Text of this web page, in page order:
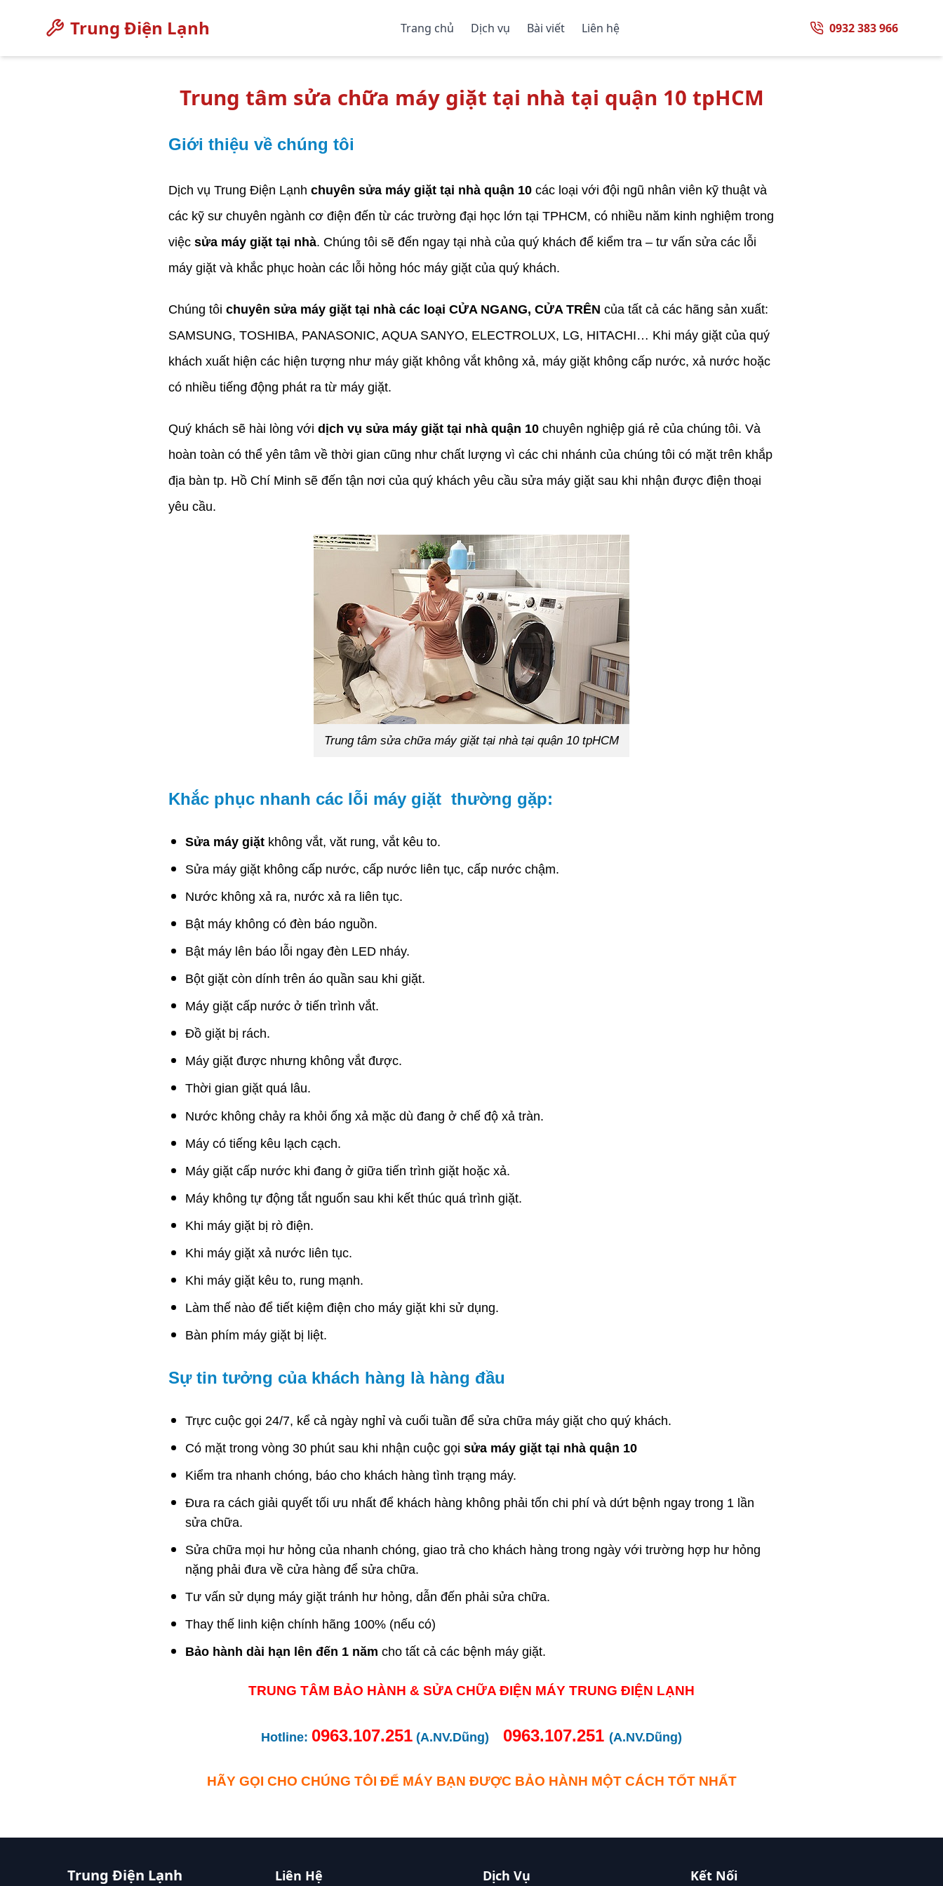
Trung Điện Lạnh Trang chủ Dịch vụ Bài viết Liên hệ 0932 383 966
Trung tâm sửa chữa máy giặt tại nhà tại quận 10 tpHCM
Giới thiệu về chúng tôi
Dịch vụ Trung Điện Lạnh chuyên sửa máy giặt tại nhà quận 10 các loại với đội ngũ nhân viên kỹ thuật và
các kỹ sư chuyên ngành cơ điện đến từ các trường đại học lớn tại TPHCM, có nhiều năm kinh nghiệm trong
việc sửa máy giặt tại nhà. Chúng tôi sẽ đến ngay tại nhà của quý khách để kiểm tra – tư vấn sửa các lỗi
máy giặt và khắc phục hoàn các lỗi hỏng hóc máy giặt của quý khách.
Chúng tôi chuyên sửa máy giặt tại nhà các loại CỬA NGANG, CỬA TRÊN của tất cả các hãng sản xuất:
SAMSUNG, TOSHIBA, PANASONIC, AQUA SANYO, ELECTROLUX, LG, HITACHI… Khi máy giặt của quý
khách xuất hiện các hiện tượng như máy giặt không vắt không xả, máy giặt không cấp nước, xả nước hoặc
có nhiều tiếng động phát ra từ máy giặt.
Quý khách sẽ hài lòng với dịch vụ sửa máy giặt tại nhà quận 10 chuyên nghiệp giá rẻ của chúng tôi. Và
hoàn toàn có thể yên tâm về thời gian cũng như chất lượng vì các chi nhánh của chúng tôi có mặt trên khắp
địa bàn tp. Hồ Chí Minh sẽ đến tận nơi của quý khách yêu cầu sửa máy giặt sau khi nhận được điện thoại
yêu cầu.
Trung tâm sửa chữa máy giặt tại nhà tại quận 10 tpHCM
Khắc phục nhanh các lỗi máy giặt thường gặp:
Sửa máy giặtkhông vắt, văt rung, vắt kêu to.
Sửa máy giặt không cấp nước, cấp nước liên tục, cấp nước chậm.
Nước không xả ra, nước xả ra liên tục.
Bật máy không có đèn báo nguồn.
Bật máy lên báo lỗi ngay đèn LED nháy.
Bột giặt còn dính trên áo quần sau khi giặt.
Máy giặt cấp nước ở tiến trình vắt.
Đồ giặt bị rách.
Máy giặt được nhưng không vắt được.
Thời gian giặt quá lâu.
Nước không chảy ra khỏi ống xả mặc dù đang ở chế độ xả tràn.
Máy có tiếng kêu lạch cạch.
Máy giặt cấp nước khi đang ở giữa tiến trình giặt hoặc xả.
Máy không tự động tắt nguốn sau khi kết thúc quá trình giặt.
Khi máy giặt bị rò điện.
Khi máy giặt xả nước liên tục.
Khi máy giặt kêu to, rung mạnh.
Làm thế nào để tiết kiệm điện cho máy giặt khi sử dụng.
Bàn phím máy giặt bị liệt.
Sự tin tưởng của khách hàng là hàng đầu
Trực cuộc gọi 24/7, kể cả ngày nghỉ và cuối tuần để sửa chữa máy giặt cho quý khách.
Có mặt trong vòng 30 phút sau khi nhận cuộc gọi sửa máy giặt tại nhà quận 10
Kiểm tra nhanh chóng, báo cho khách hàng tình trạng máy.
Đưa ra cách giải quyết tối ưu nhất để khách hàng không phải tốn chi phí và dứt bệnh ngay trong 1 lần
sửa chữa.
Sửa chữa mọi hư hỏng của nhanh chóng, giao trả cho khách hàng trong ngày với trường hợp hư hỏng
nặng phải đưa về cửa hàng để sửa chữa.
Tư vấn sử dụng máy giặt tránh hư hỏng, dẫn đến phải sửa chữa.
Thay thế linh kiện chính hãng 100% (nếu có)
Bảo hành dài hạn lên đến 1 năm cho tất cả các bệnh máy giặt.
TRUNG TÂM BẢO HÀNH & SỬA CHỮA ĐIỆN MÁY TRUNG ĐIỆN LẠNH
Hotline: 0963.107.251 (A.NV.Dũng) 0963.107.251 (A.NV.Dũng)
HÃY GỌI CHO CHÚNG TÔI ĐỂ MÁY BẠN ĐƯỢC BẢO HÀNH MỘT CÁCH TỐT NHẤT
Trung Điện Lạnh Liên Hệ Dịch Vụ Kết Nối